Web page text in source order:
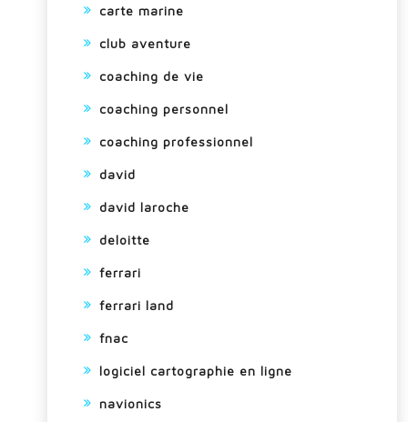
carte marine
club aventure
coaching de vie
coaching personnel
coaching professionnel
david
david laroche
deloitte
ferrari
ferrari land
fnac
logiciel cartographie en ligne
navionics